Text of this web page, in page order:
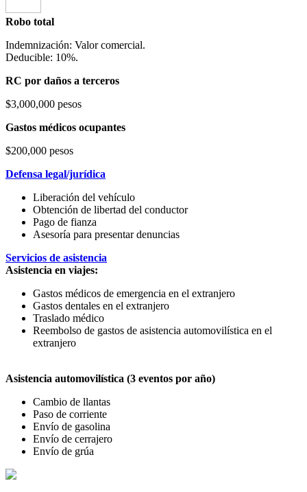
Robo total
Indemnización: Valor comercial.
Deducible: 10%.
RC por daños a terceros
$3,000,000 pesos
Gastos médicos ocupantes
$200,000 pesos
Defensa legal/jurídica
Liberación del vehículo
Obtención de libertad del conductor
Pago de fianza
Asesoría para presentar denuncias
Servicios de asistencia
Asistencia en viajes:
Gastos médicos de emergencia en el extranjero
Gastos dentales en el extranjero
Traslado médico
Reembolso de gastos de asistencia automovilística en el
extranjero
Asistencia automovilística (3 eventos por año)
Cambio de llantas
Paso de corriente
Envío de gasolina
Envío de cerrajero
Envío de grúa